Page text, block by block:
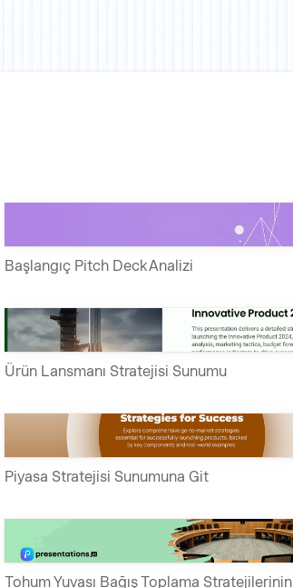
Başlangıç Pitch Deck Analizi
Ürün Lansmanı Stratejisi Sunumu
Piyasa Stratejisi Sunumuna Git
Tohum Yuvası Bağış Toplama Stratejilerinin